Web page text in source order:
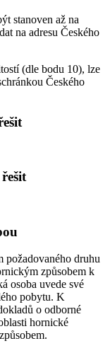
stanoven až na
na adresu Českého
(dle bodu 10), lze
Českého
požadovaného druhu
způsobem k
osoba uvede své
pobytu. K
o odborné
hornické